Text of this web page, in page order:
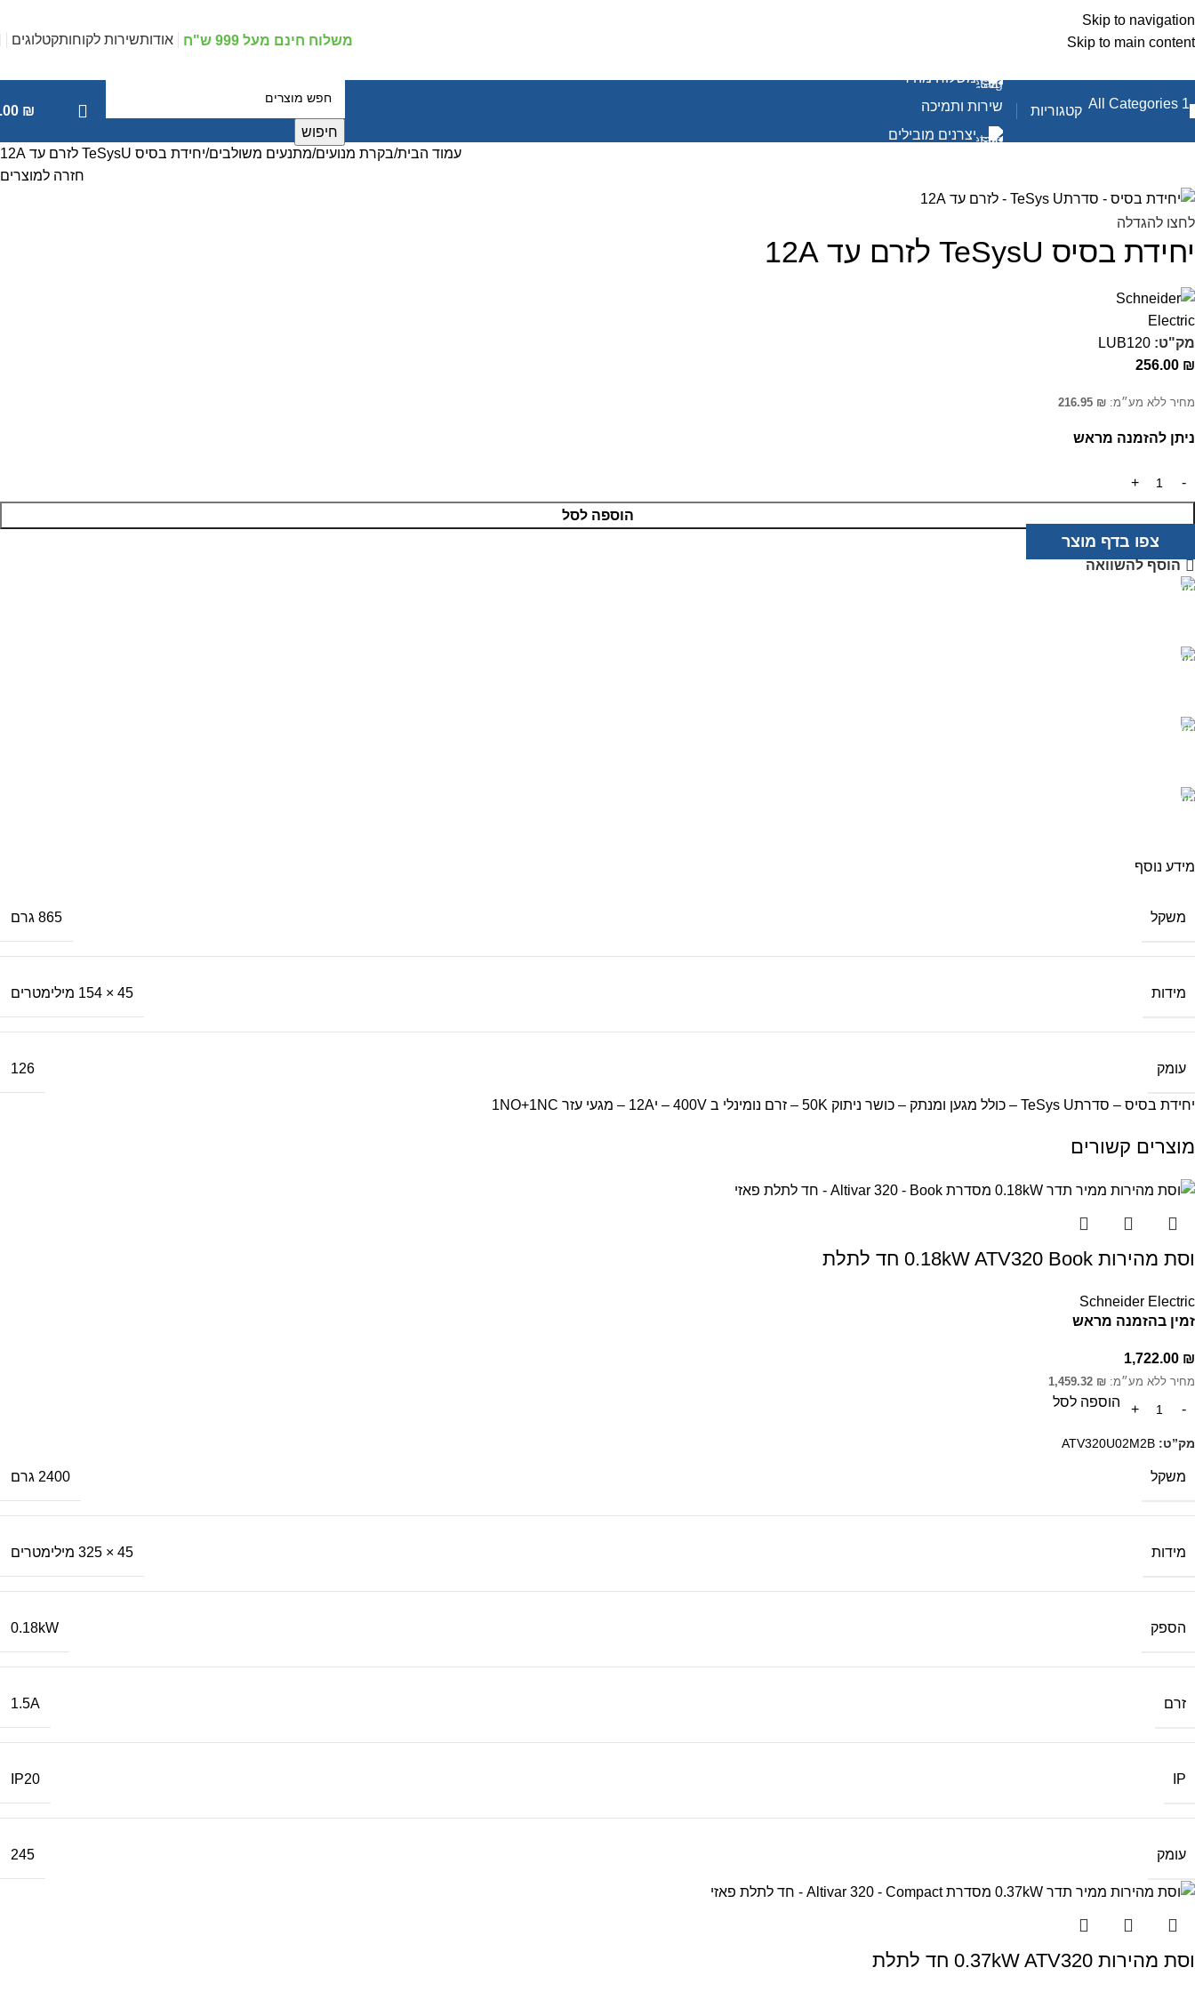
Skip to navigation
Skip to main content
משלוח חינם מעל 999 ש"ח אודותשירות לקוחותקטלוגים
קטגוריות
משלוח מהיר
שירות ותמיכה
יצרנים מובילים
חיפוש
₪
עמוד הבית בקרת מנועים מתנעים משולבים יחידת בסיס TeSysU לזרם עד 12A
חזרה למוצרים
לחצו להגדלה
יחידת בסיס TeSysU לזרם עד 12A
מק"ט: LUB120
256.00 ₪
מחיר ללא מע״מ: 216.95 ₪
ניתן להזמנה מראש
הוספה לסל
צפו בדף מוצר
הוסף להשוואה
מידע נוסף
משקל 865 גרם
מידות 45 × 154 מילימטרים
עומק 126
יחידת בסיס – סדרתTeSys U – כולל מגען ומנתק – כושר ניתוק 50K – זרם נומינלי ב 400V – י12A – מגעי עזר 1NO+1NC
מוצרים קשורים
וסת מהירות 0.18kW ATV320 Book חד לתלת
Schneider Electric
זמין בהזמנה מראש
1,722.00 ₪
מחיר ללא מע״מ: 1,459.32 ₪
הוספה לסל
מק”ט: ATV320U02M2B
משקל 2400 גרם
מידות 45 × 325 מילימטרים
הספק 0.18kW
זרם 1.5A
IP
IP20
עומק 245
וסת מהירות 0.37kW ATV320 חד לתלת